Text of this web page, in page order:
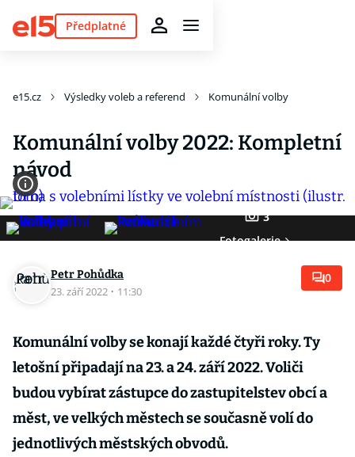
Předplatné
e15.cz Výsledky voleb a referend Komunální volby
Komunální volby 2022: Kompletní
návod
3
Fotogalerie
Petr Pohůdka
23. září 2022 · 11:30
0
Komunální volby se konají každé čtyři roky. Ty
letošní připadají na 23. a 24. září 2022. Voliči
budou vybírat zástupce do zastupitelstev obcí a
měst, ve velkých městech se současně volí do
jednotlivých městských obvodů.